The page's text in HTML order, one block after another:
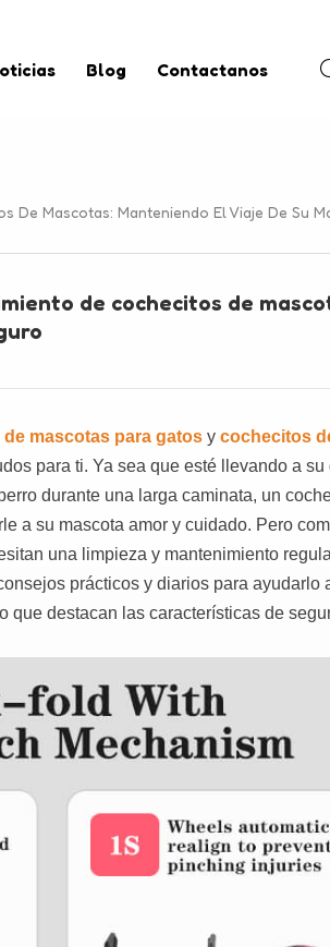
Blog Contactanos
De Mascotas: Manteniendo El Viaje De Su
de cochecitos de
mascotas para gatosy cochecitos
para ti. Ya sea que esté llevando a
durante una larga caminata, un
a su mascota amor y cuidado. Pero
una limpieza y mantenimiento
prácticos y diarios para ayudarlo
que destacan las características de